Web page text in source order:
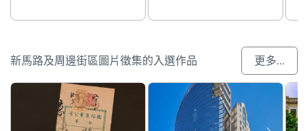
新馬路及周邊街區圖片徵集的入選作品 更多...